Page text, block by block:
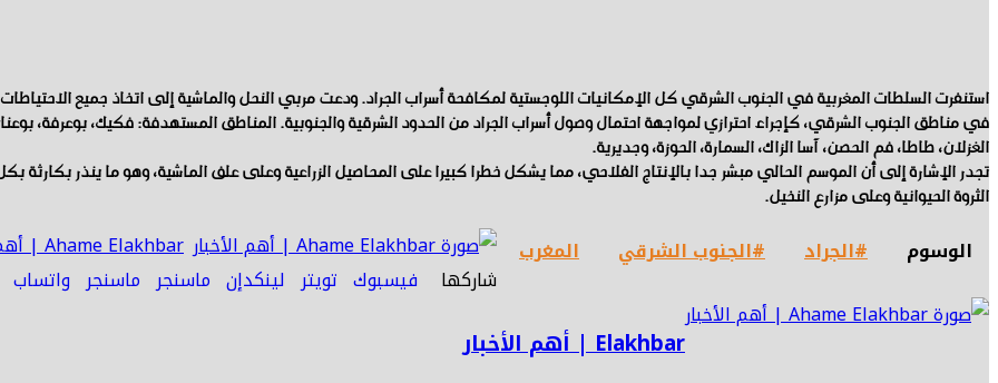
استنفرت السلطات المغربية في الجنوب الشرقي كل الإمكانيات اللوجستية لمكافحة أسراب الجراد. ودعت مربي النحل والماشية إلى اتخاذ جميع الاحتياطات
في مناطق الجنوب الشرقي، كإجراء احترازي لمواجهة احتمال وصول أسراب الجراد من الحدود الشرقية والجنوبية. المناطق المستهدفة: فكيك، بوعرفة،
الغزلان، طاطا، فم الحصن، آسا الزاك، السمارة، الحوزة، وجديرية.
تجدر الإشارة إلى أن الموسم الحالي مبشر جدا بالإنتاج الفلاحي، مما يشكل خطرا كبيرا على المحاصيل الزراعية وعلى علف الماشية، وهو ما ينذر
الثروة الحيوانية وعلى مزارع النخيل.
الوسوم #الجراد #الجنوب الشرقي المغرب Ahame Elakhbar | أهم الأخبار
شاركها
فيسبوك تويتر لينكدإن ماسنجر ماسنجر واتساب
Elakhbar | أهم الأخبار